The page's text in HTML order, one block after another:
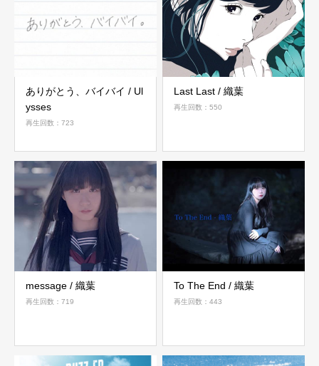
ありがとう、バイバイ / Ul
ysses
再生回数：723
Last Last / 織葉
再生回数：550
message / 織葉
再生回数：719
To The End / 織葉
再生回数：443